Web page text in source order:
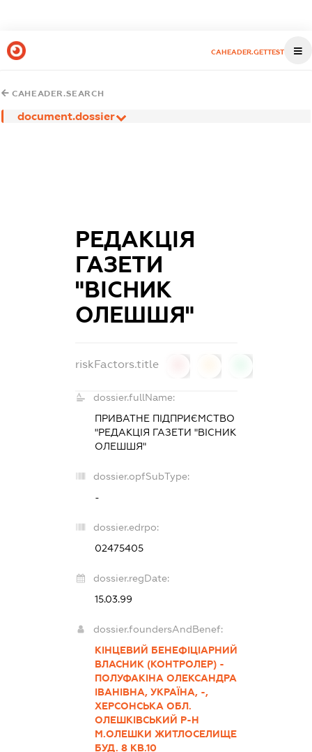
CAHEADER.GETTEST
CAHEADER.SEARCH
document.dossier
РЕДАКЦІЯ
ГАЗЕТИ
"ВІСНИК
ОЛЕШШЯ"
riskFactors.title
dossier.fullName:
ПРИВАТНЕ ПІДПРИЄМСТВО
"РЕДАКЦІЯ ГАЗЕТИ "ВІСНИК
ОЛЕШШЯ"
dossier.opfSubType:
-
dossier.edrpo:
02475405
dossier.regDate:
15.03.99
dossier.foundersAndBenef:
КІНЦЕВИЙ БЕНЕФІЦІАРНИЙ
ВЛАСНИК (КОНТРОЛЕР) -
ПОЛУФАКІНА ОЛЕКСАНДРА
ІВАНІВНА, УКРАЇНА, -,
ХЕРСОНСЬКА ОБЛ.
ОЛЕШКІВСЬКИЙ Р-Н
М.ОЛЕШКИ ЖИТЛОСЕЛИЩЕ
БУД. 8 КВ.10